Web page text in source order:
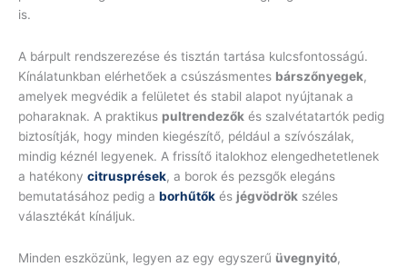
is.
A bárpult rendszerezése és tisztán tartása kulcsfontosságú.
Kínálatunkban elérhetőek a csúszásmentes bárszőnyegek,
amelyek megvédik a felületet és stabil alapot nyújtanak a
poharaknak. A praktikus pultrendezők és szalvétatartók pedig
biztosítják, hogy minden kiegészítő, például a szívószálak,
mindig kéznél legyenek. A frissítő italokhoz elengedhetetlenek
a hatékony citrusprések, a borok és pezsgők elegáns
bemutatásához pedig a borhűtők és jégvödrök széles
választékát kínáljuk.
Minden eszközünk, legyen az egy egyszerű üvegnyitó,